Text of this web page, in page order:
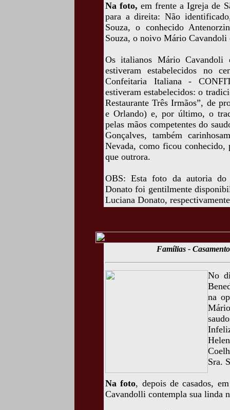
Na foto, em frente a Igreja de
para a direita: Não
Souza, o conhecido
Souza, o noivo Mário
Os italianos Mário Cavandoli
estiveram estabelecidos no
Confeitaria Italiana -
estiveram estabelecidos: o
Restaurante Três Irmãos”, de
e Orlando) e, por último, o
pelas mãos competentes do
Gonçalves, também
Nevada, como ficou conhecido,
que outrora.
OBS: Esta foto da autoria do
Donato foi gentilmente
Luciana Donato,
Famílias -
No
na
Sra.
Na foto, depois de casados,
Cavandolli contempla sua linda